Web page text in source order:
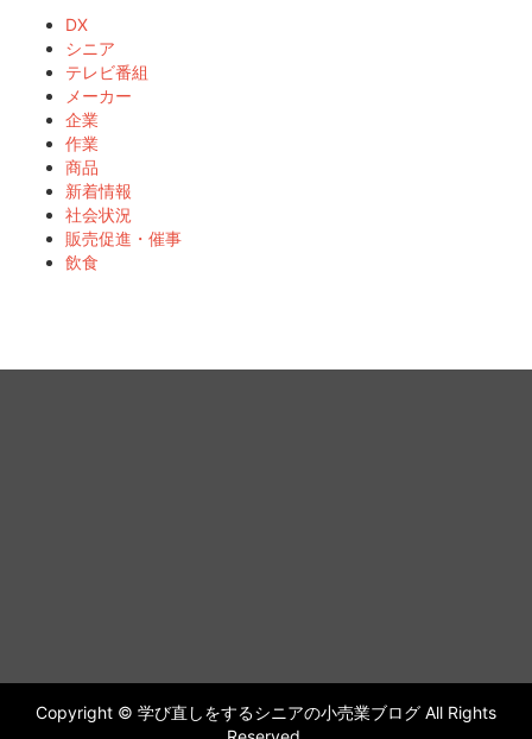
DX
シニア
テレビ番組
メーカー
企業
作業
商品
新着情報
社会状況
販売促進・催事
飲食
Copyright © 学び直しをするシニアの小売業ブログ All Rights